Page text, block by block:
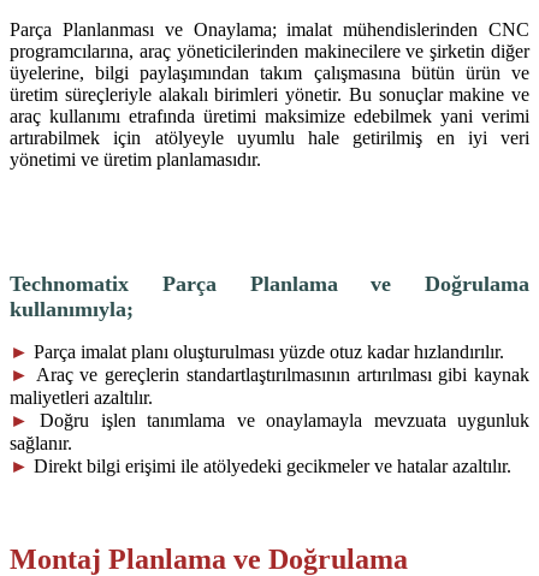
Parça Planlanması ve Onaylama; imalat mühendislerinden CNC
programcılarına, araç yöneticilerinden makinecilere ve şirketin diğer
üyelerine, bilgi paylaşımından takım çalışmasına bütün ürün ve
üretim süreçleriyle alakalı birimleri yönetir. Bu sonuçlar makine ve
araç kullanımı etrafında üretimi maksimize edebilmek yani verimi
artırabilmek için atölyeyle uyumlu hale getirilmiş en iyi veri
yönetimi ve üretim planlamasıdır.
Technomatix Parça Planlama ve Doğrulama
kullanımıyla;
► Parça imalat planı oluşturulması yüzde otuz kadar hızlandırılır.
► Araç ve gereçlerin standartlaştırılmasının artırılması gibi kaynak
maliyetleri azaltılır.
►Doğru işlen tanımlama ve onaylamayla mevzuata uygunluk
sağlanır.
► Direkt bilgi erişimi ile atölyedeki gecikmeler ve hatalar azaltılır.
Montaj Planlama ve Doğrulama